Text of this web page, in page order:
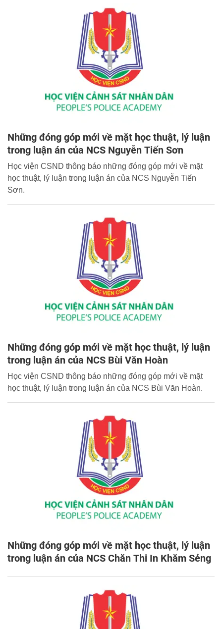
Những đóng góp mới về mặt học thuật, lý luận
trong luận án của NCS Nguyễn Tiến Sơn
Học viện CSND thông báo những đóng góp mới về mặt
học thuật, lý luận trong luận án của NCS Nguyễn Tiến
Sơn.
Những đóng góp mới về mặt học thuật, lý luận
trong luận án của NCS Bùi Văn Hoàn
Học viện CSND thông báo những đóng góp mới về mặt
học thuật, lý luận trong luận án của NCS Bùi Văn Hoàn.
Những đóng góp mới về mặt học thuật, lý luận
trong luận án của NCS Chăn Thi In Khăm Sẻng